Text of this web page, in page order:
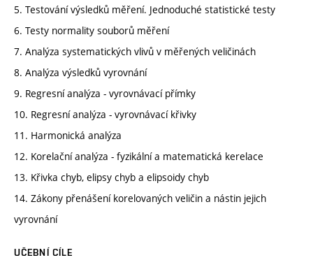
5. Testování výsledků měření. Jednoduché statistické testy
6. Testy normality souborů měření
7. Analýza systematických vlivů v měřených veličinách
8. Analýza výsledků vyrovnání
9. Regresní analýza - vyrovnávací přímky
10. Regresní analýza - vyrovnávací křivky
11. Harmonická analýza
12. Korelační analýza - fyzikální a matematická kerelace
13. Křivka chyb, elipsy chyb a elipsoidy chyb
14. Zákony přenášení korelovaných veličin a nástin jejich
vyrovnání
UČEBNÍ CÍLE